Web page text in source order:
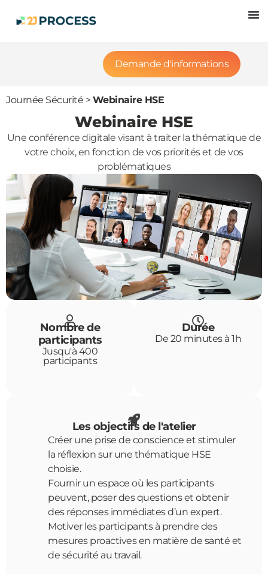
Demande d'informations
Journée Sécurité > Webinaire HSE
Webinaire HSE
Une conférence digitale visant à traiter la thématique de
votre choix, en fonction de vos priorités et de vos
problématiques
Nombre de
participants
Jusqu'à 400
participants
Durée
De 20 minutes à 1h
Les objectifs de l'atelier
Créer une prise de conscience et stimuler
la réflexion sur une thématique HSE
choisie.
Fournir un espace où les participants
peuvent, poser des questions et obtenir
des réponses immédiates d’un expert.
Motiver les participants à prendre des
mesures proactives en matière de santé et
de sécurité au travail.